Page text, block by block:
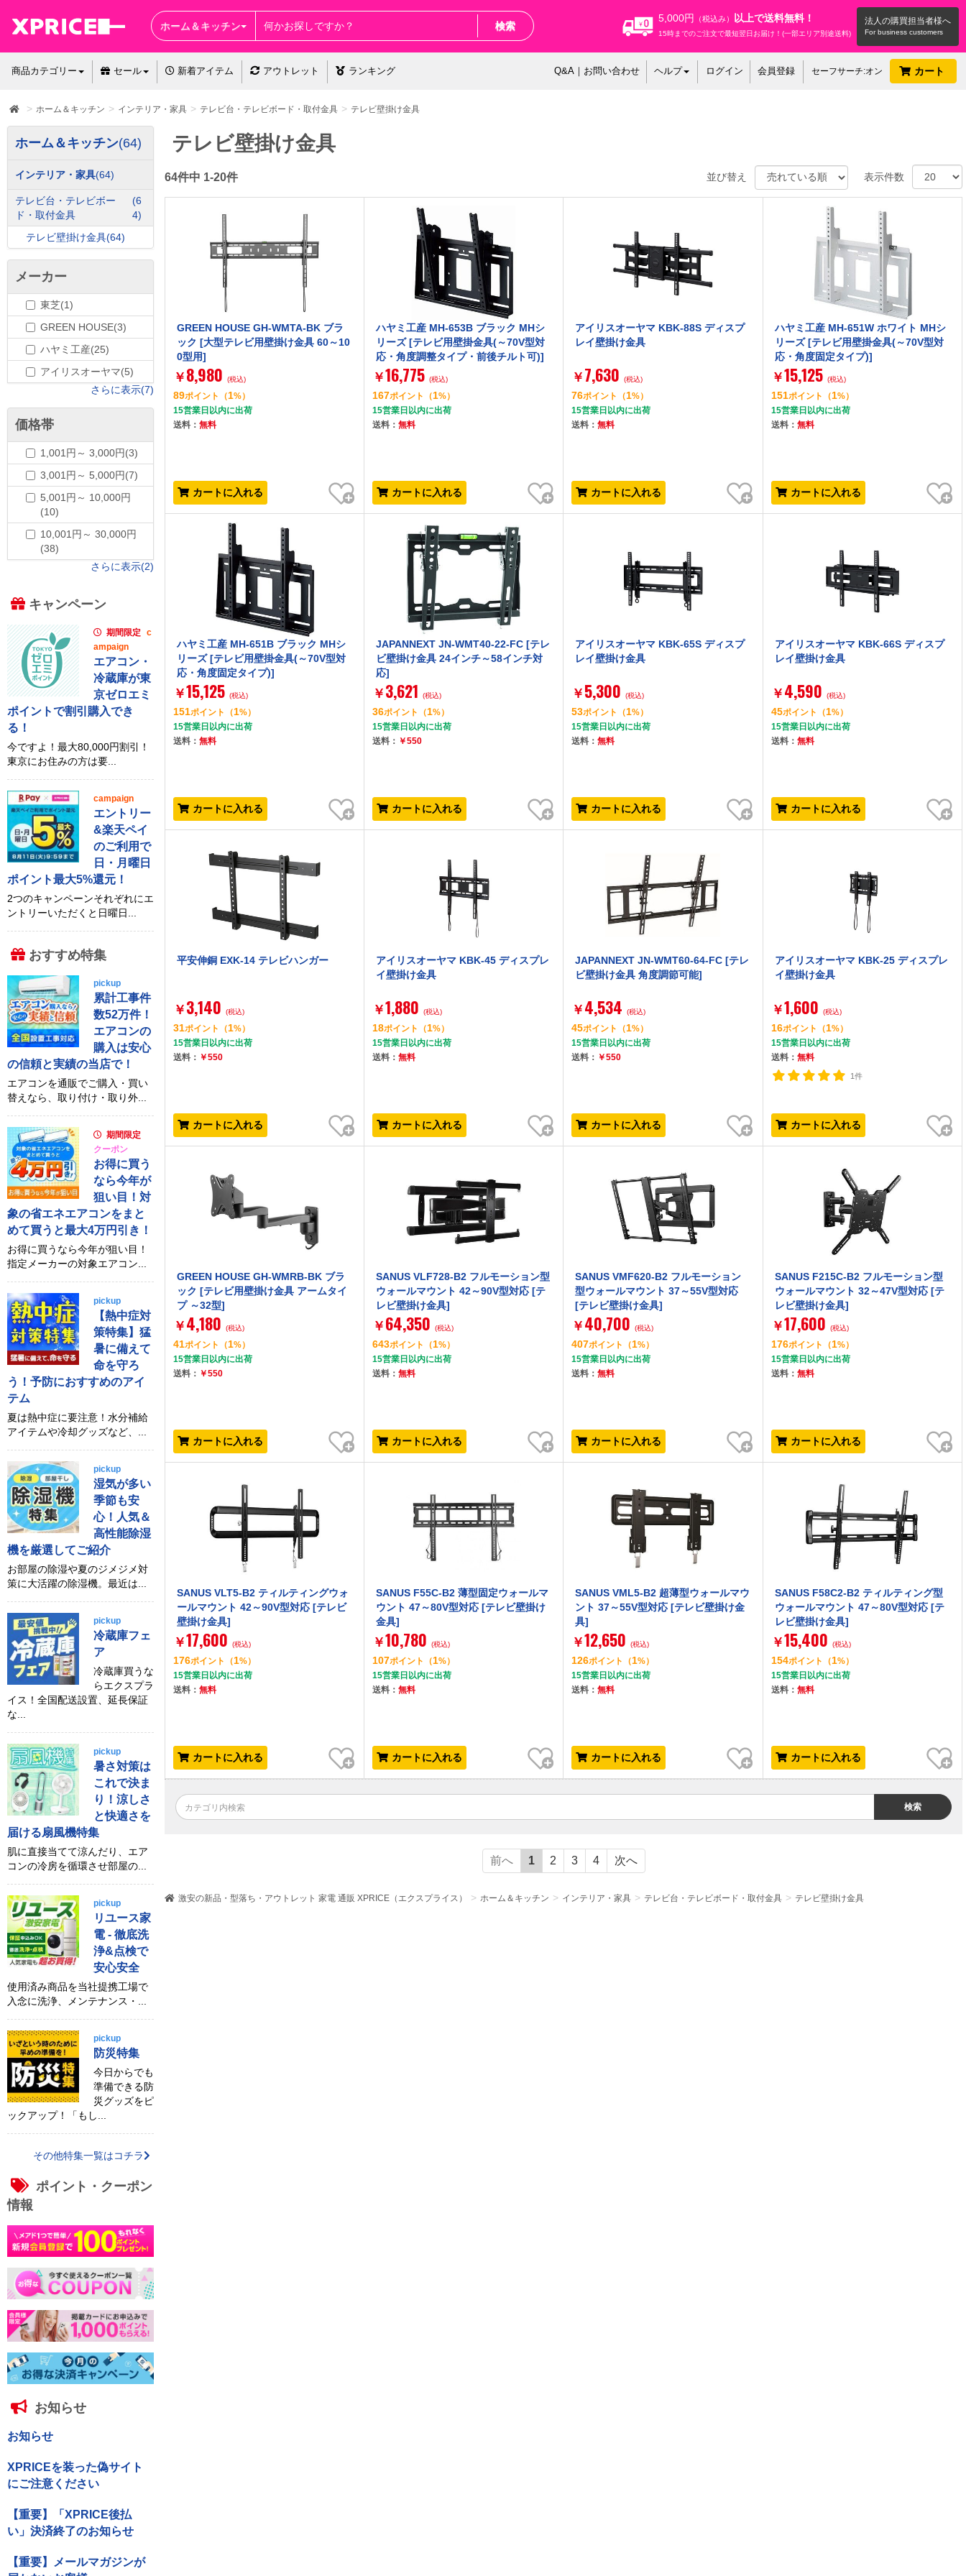
ホーム＆キッチン 検索 法人の購買担当者様へ
5,000円 （税込み） 以上で送料無料！
15時までのご注文で最短翌日お届け！(一部エリア別途送料)
商品カテゴリー セール 新着アイテム アウトレット ランキング Q&A｜お問い合わせ ヘルプ ログイン 会員登録 セーフサーチ:オン カート
テレビ壁掛け金具
激安の新品・型落ち・アウトレット 家電 通販 XPRICE（エクスプライス） ホーム＆キッチン インテリア・家具 テレビ台・テレビボード・取付金具 テレビ壁掛け金具
64件中 1-20件 並び替え 表示件数
GREEN HOUSE GH-WMTA-BK ブラ
ック [大型テレビ用壁掛け金具 60～10
0型用]
￥ 8,980 (税込)
89ポイント （1%）
15営業日以内に出荷
送料：無料
カートに入れる
お気に入り
ハヤミ工産 MH-653B ブラック MHシ
リーズ [テレビ用壁掛金具(～70V型対
応・角度調整タイプ・前後チルト可)]
￥16,775 (税込)
167ポイント （1%）
15営業日以内に出荷
送料： 無料
カートに入れる
お気に入り
アイリスオーヤマ KBK-88S ディスプ
レイ壁掛け金具
￥ 7,630 (税込)
76ポイント （1%）
15営業日以内に出荷
送料：無料
カートに入れる
お気に入り
ハヤミ工産 MH-651W ホワイト MHシ
リーズ [テレビ用壁掛金具(～70V型対
応・角度固定タイプ)]
￥15,125 (税込)
151ポイント （1%）
15営業日以内に出荷
送料： 無料
カートに入れる
お気に入り
ハヤミ工産 MH-651B ブラック MHシ
リーズ [テレビ用壁掛金具(～70V型対
応・角度固定タイプ)]
￥15,125 (税込)
151ポイント （1%）
15営業日以内に出荷
送料：無料
カートに入れる
お気に入り
JAPANNEXT JN-WMT40-22-FC [テレ
ビ壁掛け金具 24インチ～58インチ対
応]
￥ 3,621 (税込)
36ポイント （1%）
15営業日以内に出荷
送料： ￥550
カートに入れる
お気に入り
アイリスオーヤマ KBK-65S ディスプ
レイ壁掛け金具
￥ 5,300 (税込)
53ポイント （1%）
15営業日以内に出荷
送料：無料
カートに入れる
お気に入り
アイリスオーヤマ KBK-66S ディスプ
レイ壁掛け金具
￥ 4,590 (税込)
45ポイント （1%）
15営業日以内に出荷
送料： 無料
カートに入れる
お気に入り
平安伸銅 EXK-14 テレビハンガー
￥ 3,140 (税込)
31ポイント （1%）
15営業日以内に出荷
送料： ￥550
カートに入れる
お気に入り
アイリスオーヤマ KBK-45 ディスプレ
イ壁掛け金具
￥1,880 (税込)
18ポイント （1%）
15営業日以内に出荷
送料： 無料
カートに入れる
お気に入り
JAPANNEXT JN-WMT60-64-FC [テレ
ビ壁掛け金具 角度調節可能]
￥ 4,534 (税込)
45ポイント （1%）
15営業日以内に出荷
送料： ￥550
カートに入れる
お気に入り
アイリスオーヤマ KBK-25 ディスプレ
イ壁掛け金具
￥1,600 (税込)
16ポイント （1%）
15営業日以内に出荷
送料： 無料
1件
カートに入れる
お気に入り
GREEN HOUSE GH-WMRB-BK ブラ
ック [テレビ用壁掛け金具 アームタイ
プ ～32型]
￥ 4,180 (税込)
41ポイント （1%）
15営業日以内に出荷
送料： ￥550
カートに入れる
お気に入り
SANUS VLF728-B2 フルモーション型
ウォールマウント 42～90V型対応 [テ
レビ壁掛け金具]
￥ 64,350 (税込)
643ポイント （1%）
15営業日以内に出荷
送料： 無料
カートに入れる
お気に入り
SANUS VMF620-B2 フルモーション
型ウォールマウント 37～55V型対応
[テレビ壁掛け金具]
￥ 40,700 (税込)
407ポイント （1%）
15営業日以内に出荷
送料：無料
カートに入れる
お気に入り
SANUS F215C-B2 フルモーション型
ウォールマウント 32～47V型対応 [テ
レビ壁掛け金具]
￥17,600 (税込)
176ポイント （1%）
15営業日以内に出荷
送料： 無料
カートに入れる
お気に入り
SANUS VLT5-B2 ティルティングウォ
ールマウント 42～90V型対応 [テレビ
壁掛け金具]
￥17,600 (税込)
176ポイント （1%）
15営業日以内に出荷
送料：無料
カートに入れる
お気に入り
SANUS F55C-B2 薄型固定ウォールマ
ウント 47～80V型対応 [テレビ壁掛け
金具]
￥10,780 (税込)
107ポイント （1%）
15営業日以内に出荷
送料： 無料
カートに入れる
お気に入り
SANUS VML5-B2 超薄型ウォールマウ
ント 37～55V型対応 [テレビ壁掛け金
具]
￥12,650 (税込)
126ポイント （1%）
15営業日以内に出荷
送料：無料
カートに入れる
お気に入り
SANUS F58C2-B2 ティルティング型
ウォールマウント 47～80V型対応 [テ
レビ壁掛け金具]
￥15,400 (税込)
154ポイント （1%）
15営業日以内に出荷
送料： 無料
カートに入れる
お気に入り
検索
前へ 1 2 3 4 次へ
ホーム＆キッチン(64)
インテリア・家具(64)
テレビ台・テレビボー
ド・取付金具
(6
4)
テレビ壁掛け金具(64)
メーカー
東芝(1)
GREEN HOUSE(3)
ハヤミ工産(25)
アイリスオーヤマ(5)
さらに表示(7)
価格帯
1,001円～ 3,000円(3)
3,001円～ 5,000円(7)
5,001円～ 10,000円
(10)
10,001円～ 30,000円
(38)
さらに表示(2)
キャンペーン
期間限定 c
ampaign
エアコン・
冷蔵庫が東
京ゼロエミ
ポイントで割引購入でき
る！
今ですよ！最大80,000円割引！
東京にお住みの方は要...
campaign
エントリー
&楽天ペイ
のご利用で
日・月曜日
ポイント最大5%還元！
2つのキャンペーンそれぞれにエ
ントリーいただくと日曜日...
おすすめ特集
pickup
累計工事件
数52万件！
エアコンの
購入は安心
の信頼と実績の当店で！
エアコンを通販でご購入・買い
替えなら、取り付け・取り外...
期間限定
クーポン
お得に買う
なら今年が
狙い目！対
象の省エネエアコンをまと
めて買うと最大4万円引き！
お得に買うなら今年が狙い目！
指定メーカーの対象エアコン...
pickup
【熱中症対
策特集】猛
暑に備えて
命を守ろ
う！予防におすすめのアイ
テム
夏は熱中症に要注意！水分補給
アイテムや冷却グッズなど、...
pickup
湿気が多い
季節も安
心！人気＆
高性能除湿
機を厳選してご紹介
お部屋の除湿や夏のジメジメ対
策に大活躍の除湿機。最近は...
pickup
冷蔵庫フェ
ア
冷蔵庫買うな
らエクスプラ
イス！全国配送設置、延長保証
な...
pickup
暑さ対策は
これで決ま
り！涼しさ
と快適さを
届ける扇風機特集
肌に直接当てて涼んだり、エア
コンの冷房を循環させ部屋の...
pickup
リユース家
電 - 徹底洗
浄&点検で
安心安全
使用済み商品を当社提携工場で
入念に洗浄、メンテナンス・...
pickup
防災特集
今日からでも
準備できる防
災グッズをピ
ックアップ！「もし...
その他特集一覧はコチラ
ポイント・クーポン
情報
お知らせ
お知らせ
XPRICEを装った偽サイト
にご注意ください
【重要】「XPRICE後払
い」決済終了のお知らせ
【重要】メールマガジンが
ホーム＆キッチン インテリア・家具 テレビ台・テレビボード・取付金具 テレビ壁掛け金具